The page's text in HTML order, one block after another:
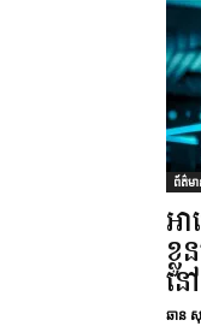
ព័ត៌មា
អ
ខ្
ន
ឆាន